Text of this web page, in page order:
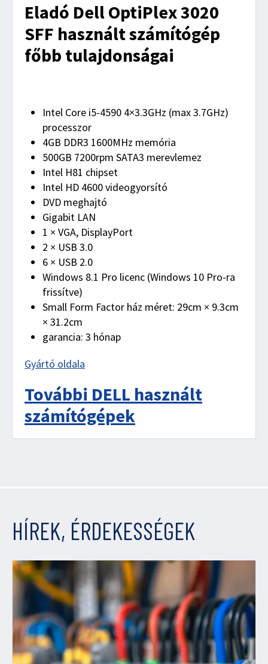
Eladó Dell OptiPlex 3020
SFF használt számítógép
főbb tulajdonságai
Intel Core i5-4590 4×3.3GHz (max 3.7GHz)
processzor
4GB DDR3 1600MHz memória
500GB 7200rpm SATA3 merevlemez
Intel H81 chipset
Intel HD 4600 videogyorsító
DVD meghajtó
Gigabit LAN
1 × VGA, DisplayPort
2 × USB 3.0
6 × USB 2.0
Windows 8.1 Pro licenc (Windows 10 Pro-ra
frissítve)
Small Form Factor ház méret: 29cm × 9.3cm
× 31.2cm
garancia: 3 hónap
Gyártó oldala
További DELL használt
számítógépek
HÍREK, ÉRDEKESSÉGEK